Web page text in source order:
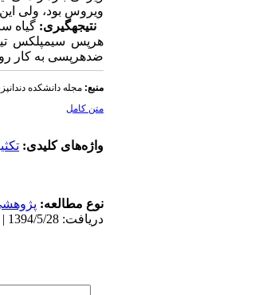
ویروس بود، ولی
نتیجه‎گیری:
گیاه
ضدهرپسی به کار
منبع: مجله دانشکده
متن کامل
واژه‌های کلیدی:
نوع مطالعه:
دریافت: 1394/5/28 | پذیرش: 1394/5/28 | انتشار: 1394/5/28